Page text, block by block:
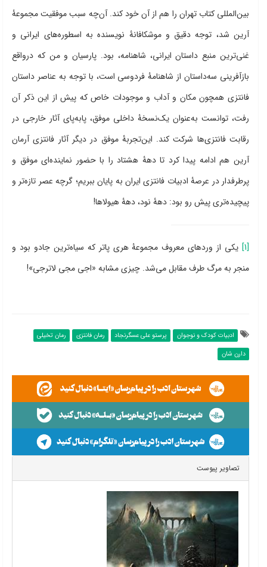
بین‌المللی کتاب تهران را هم از آن خود کند. آن‌چه سبب موفقیت مجموعۀ
آرین شد، توجه دقیق و موشکافانۀ نویسنده به اسطوره‌های ایرانی و
غنی‌ترین منبع داستان ایرانی، شاهنامه، بود. پارسیان و من که درواقع
بازآفرینی سه‌داستان از شاهنامۀ فردوسی است، با توجه به عناصر داستان
فانتزی همچون مکان و آداب و موجودات خاص که پیش از این ذکر آن
رفت، توانست به‌عنوان یک‌نسخۀ داخلی موفق، پابه‌پای آثار خارجی در
رقابت فانتزی‌ها شرکت کند. این‌تجربۀ موفق در دیگر آثار فانتزی آرمان
آرین هم ادامه پیدا کرد تا دهۀ هشتاد را با حضور نماینده‌ای موفق و
پرطرفدار در عرصۀ ادبیات فانتزی ایران به پایان ببریم؛ گرچه عصر تازه‌تر و
پیچیده‌تری پیش رو بود: دهۀ نود، دهۀ هیولاها!‌
[1]
یکی از وردهای معروف مجموعۀ هری پاتر که سیاه‌ترین جادو بود و
منجر به مرگ طرف مقابل می‌شد. چیزی مشابه «اجی مجی لاترجی»!
ادبیات کودک و نوجوان پرستو علی عسگرنجاد رمان فانتزی
رمان تخیلی
دارن شان
تصاویر پیوست